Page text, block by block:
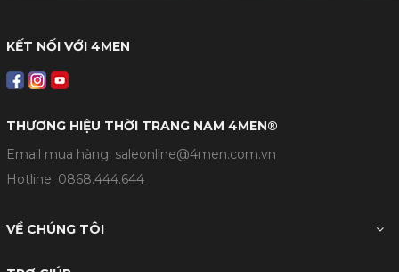
KẾT NỐI VỚI 4MEN
THƯƠNG HIỆU THỜI TRANG NAM 4MEN®
Email mua hàng: saleonline@4men.com.vn
Hotline: 0868.444.644
VỀ CHÚNG TÔI